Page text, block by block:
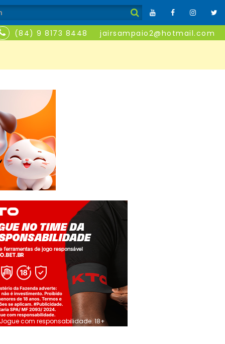
(84) 9 8173 8448 jairsampaio2@hotmail.com
Jogue com responsabilidade. 18+